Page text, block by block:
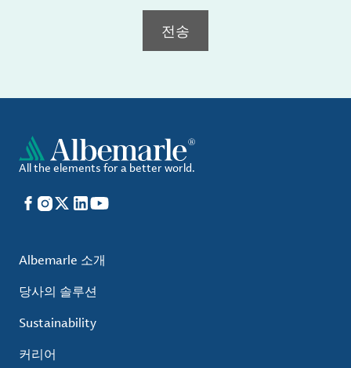
전송
All the elements for a better world.
Facebook
Instagram
X LinkedIn
YouTube
Albemarle 소개
당사의 솔루션
Sustainability
커리어